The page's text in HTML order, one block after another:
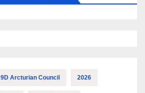
9D Arcturian Council 2026